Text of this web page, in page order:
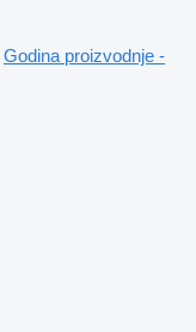
Godina proizvodnje -